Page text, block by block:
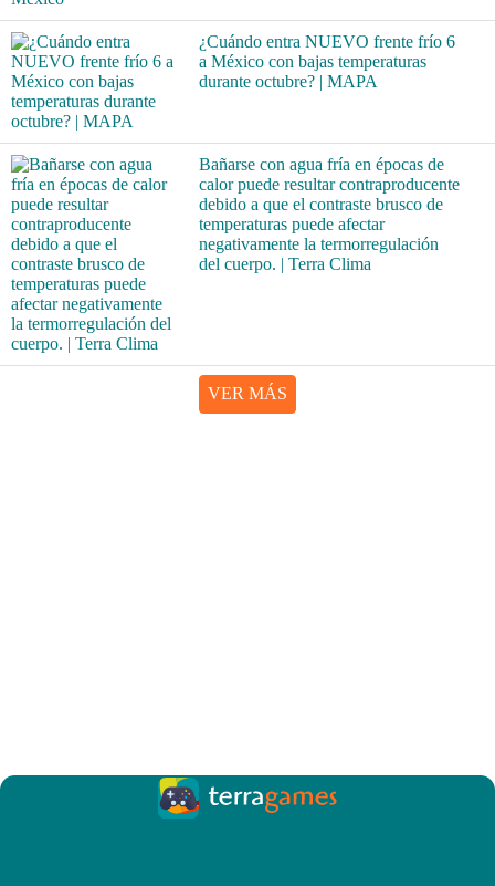
¿Cuándo entra NUEVO frente frío 6
a México con bajas temperaturas
durante octubre? | MAPA
Bañarse con agua fría en épocas de
calor puede resultar contraproducente
debido a que el contraste brusco de
temperaturas puede afectar
negativamente la termorregulación
del cuerpo. | Terra Clima
VER MÁS